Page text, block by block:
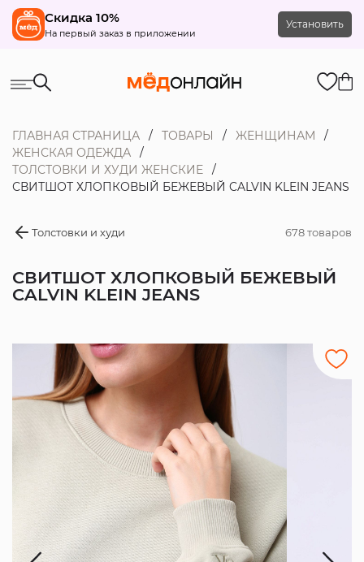
Скидка 10%
На первый заказ в приложении
Установить
ГЛАВНАЯ СТРАНИЦА ТОВАРЫ
ЖЕНЩИНАМ
ЖЕНСКАЯ ОДЕЖДА
ТОЛСТОВКИ И ХУДИ ЖЕНСКИЕ
СВИТШОТ ХЛОПКОВЫЙ БЕЖЕВЫЙ CALVIN KLEIN JEANS
Толстовки и худи 678 товаров
СВИТШОТ ХЛОПКОВЫЙ БЕЖЕВЫЙ
CALVIN KLEIN JEANS